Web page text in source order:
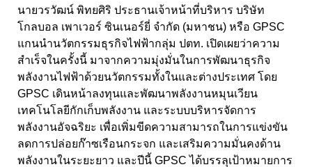
นายวรวัฒน์ พิทยศิริ ประธานเจ้าหน้าที่บริหาร บริษัท
โกลบอล เพาเวอร์ ซินเนอร์ยี่ จำกัด (มหาชน) หรือ GPSC
แกนนำนวัตกรรมธุรกิจไฟฟ้ากลุ่ม ปตท. เปิดเผยว่าความ
สำเร็จในครั้งนี้ มาจากความมุ่งมั่นในการพัฒนาธุรกิจ
พลังงานไฟฟ้าด้วยนวัตกรรมทั้งในและต่างประเทศ โดย
GPSC เดินหน้าลงทุนและพัฒนาพลังงานหมุนเวียน
เทคโนโลยีกักเก็บพลังงาน และระบบบริหารจัดการ
พลังงานอัจฉริยะ เพื่อเพิ่มขีดความสามารถในการแข่งขัน
ลดการปล่อยก๊าซเรือนกระจก และเสริมความมั่นคงด้าน
พลังงานในระยะยาว และปีนี้ GPSCได้บรรลุเป้าหมายการ